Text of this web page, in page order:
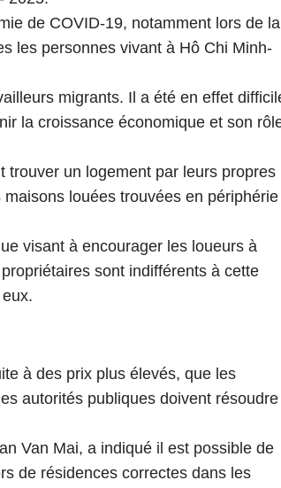
de COVID-19, notamment lors de la
les personnes vivant à Hô Chi Minh-
migrants. Il a été en effet
la croissance économique et son
trouver un logement par leurs propres
louées trouvées en périphérie
visant à encourager les loueurs à
sont indifférents à cette
à des prix plus élevés, que les
autorités publiques doivent résoudre
Van Mai, a indiqué il est possible de
de résidences correctes dans les